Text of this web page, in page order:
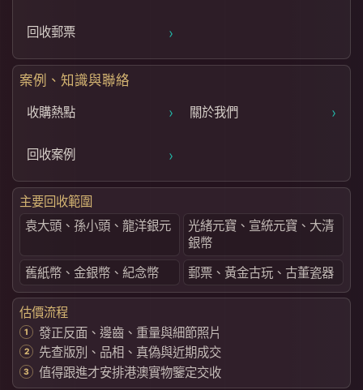
回收郵票 ›
案例、知識與聯絡
收購熱點 › 關於我們 ›
回收案例 ›
主要回收範圍
袁大頭、孫小頭、龍洋銀元
光緒元寶、宣統元寶、大清
銀幣
舊紙幣、金銀幣、紀念幣
郵票、黃金古玩、古董瓷器
估價流程
發正反面、邊齒、重量與細節照片
先查版別、品相、真偽與近期成交
值得跟進才安排港澳實物鑒定交收